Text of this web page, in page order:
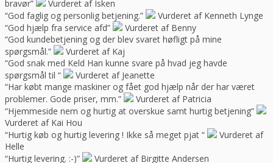
bravør”
Vurderet af Isken
“God faglig og personlig betjening.”
Vurderet af Kenneth Lynge
“God hjælp fra service afd”
Vurderet af Benny
“God kundebetjening og der blev svaret høfligt på mine
spørgsmål.”
Vurderet af Kaj
“God snak med Keld Han kunne svare på hvad jeg havde
spørgsmål til “
Vurderet af Jeanette
“Har købt mange maskiner og fået god hjælp når der har været
problemer. Gode priser, mm.”
Vurderet af Patricia
“Hjemmeside nem og hurtig at overskue samt hurtig betjening”
Vurderet af Kai Hou
“Hurtig køb og hurtig levering ! Ikke så meget pjat “
Vurderet af
Helle
“Hurtig levering. :-)”
Vurderet af Birgitte Andersen